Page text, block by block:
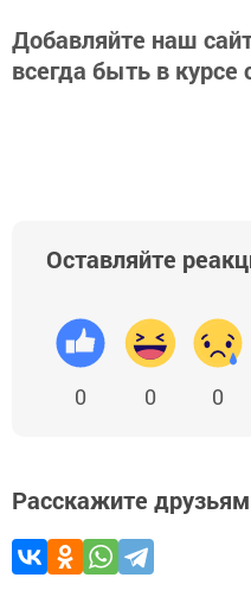
Добавляйте наш
всегда быть в курсе
Оставляйте
0 0 0
Расскажите друзьям